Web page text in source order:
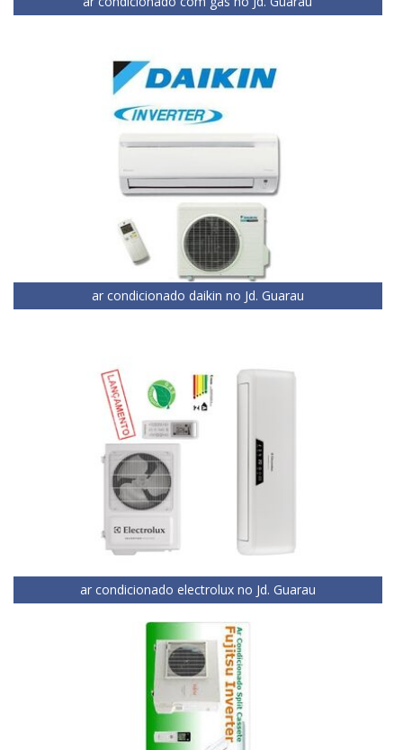
ar condicionado daikin no Jd. Guarau
ar condicionado electrolux no Jd. Guarau